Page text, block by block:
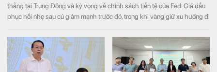
thẳng tại Trung Đông và kỳ vọng về chính sách tiền tệ của Fed. Giá dầu
phục hồi nhẹ sau cú giảm mạnh trước đó, trong khi vàng giữ xu hướng đi
các dữ liệu việc làm sắp công bố cũng đang chi phối diễn biến của
nhiều nhóm hàng hóa.